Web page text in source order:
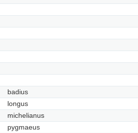
badius
longus
michelianus
pygmaeus